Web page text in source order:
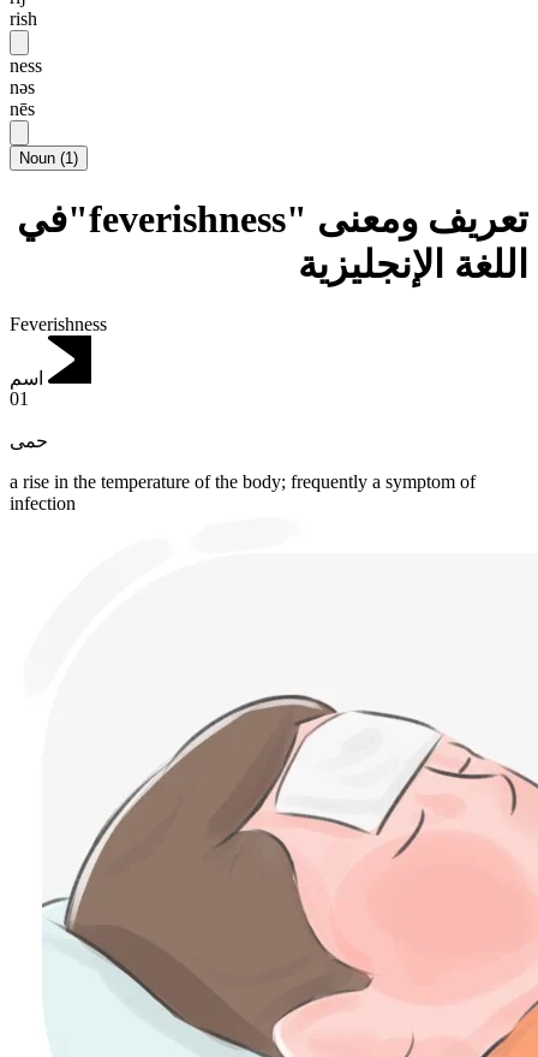
rish
ness
nəs
nēs
Noun (1)
تعريف ومعنى "feverishness"في
اللغة الإنجليزية
Feverishness
اسم
01
حمى
a rise in the temperature of the body; frequently a symptom of
infection